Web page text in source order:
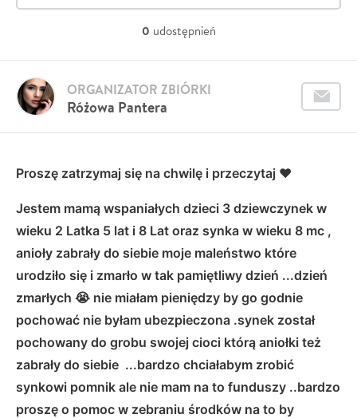
0 udostępnień
Różowa Pantera
ORGANIZATOR ZBIÓRKI
Proszę zatrzymaj się na chwilę i przeczytaj ❤️
Jestem mamą wspaniałych dzieci 3 dziewczynek w
wieku 2 Latka 5 lat i 8 Lat oraz synka w wieku 8 mc ,
anioły zabrały do siebie moje maleństwo które
urodziło się i zmarło w tak pamiętliwy dzień ...dzień
zmarłych 😭 nie miałam pieniędzy by go godnie
pochować nie byłam ubezpieczona .synek został
pochowany do grobu swojej cioci którą aniołki też
zabrały do siebie ...bardzo chciałabym zrobić
synkowi pomnik ale nie mam na to funduszy ..bardzo
proszę o pomoc w zebraniu środków na to by